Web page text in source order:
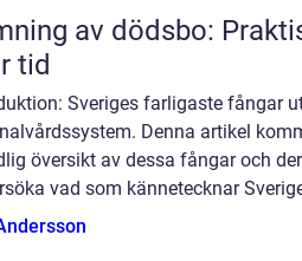
av dödsbo:
tid
Sveriges farligaste fångar
Denna artikel
översikt av dessa fångar och
vad som kännetecknar